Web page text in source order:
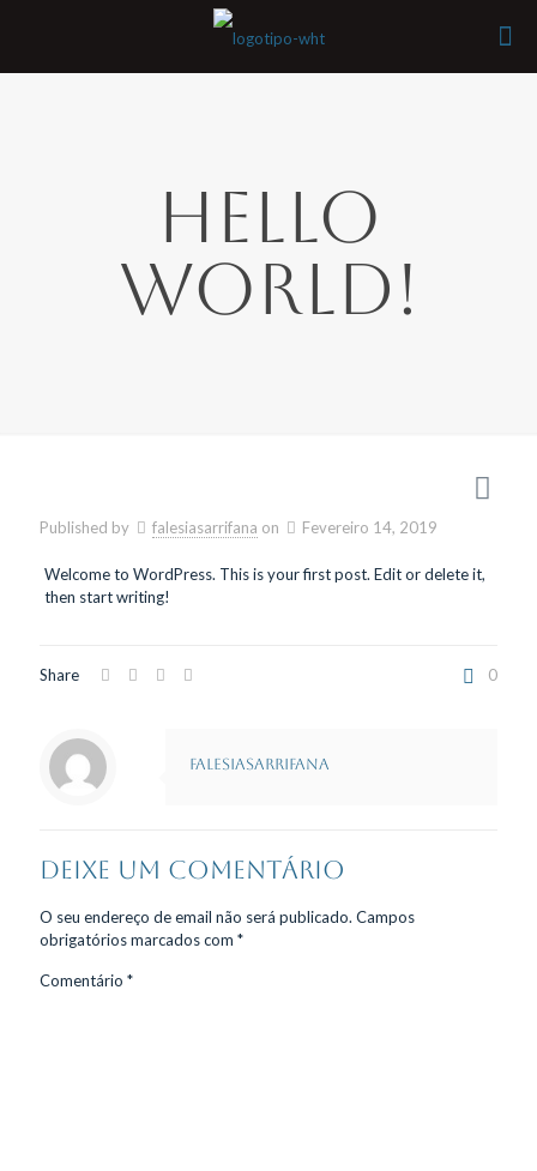
Hello
world!
Published by falesiasarrifana on Fevereiro 14, 2019
Welcome to WordPress. This is your first post. Edit or delete it,
then start writing!
Share 0
falesiasarrifana
Deixe um comentário
O seu endereço de email não será publicado. Campos
obrigatórios marcados com *
Comentário *